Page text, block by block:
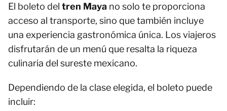
El boleto del tren Maya no solo te proporciona
acceso al transporte, sino que también incluye
una experiencia gastronómica única. Los viajeros
disfrutarán de un menú que resalta la riqueza
culinaria del sureste mexicano.
Dependiendo de la clase elegida, el boleto puede
incluir: